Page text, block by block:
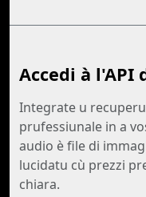
Accedi à l'API
Integrate u
prufessiunale in a
audio è file di
lucidatu cù prezzi
chiara.